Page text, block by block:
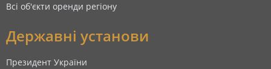
Всі об'єкти оренди регіону
Державні установи
Президент України